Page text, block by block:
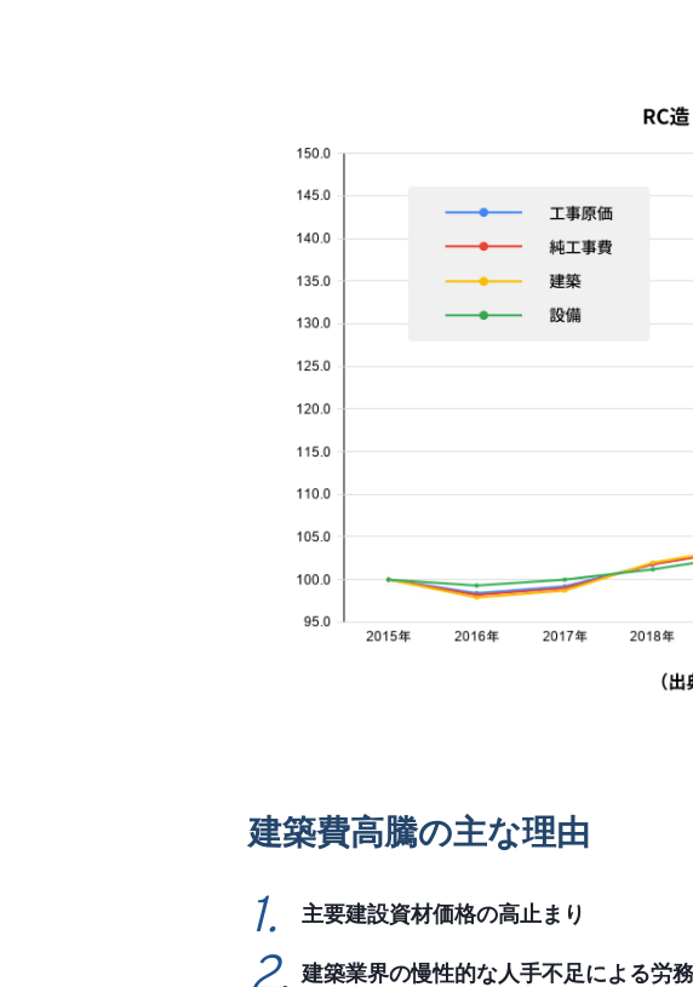
建築費高騰の主な理由
主要建設資材価格の高止まり
建築業界の慢性的な人手不足による労